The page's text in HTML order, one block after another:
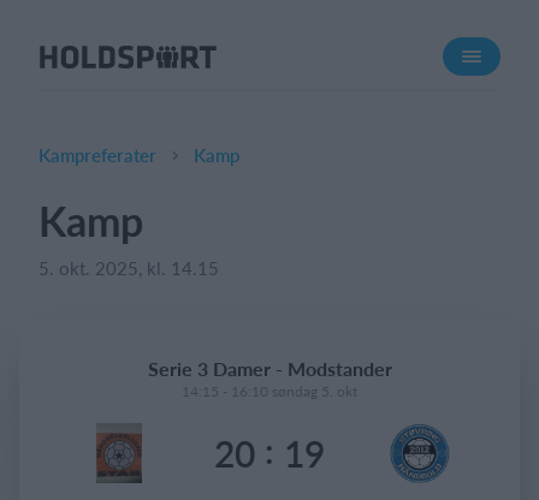
Om Holdsport
Presseomtale
Funktioner
Hjemmeside
Webshop
Billetsystem
Kampreferater Kamp
Kamp
5. okt. 2025, kl. 14.15
Serie 3 Damer - Modstander
14:15 - 16:10 søndag 5. okt
20 : 19